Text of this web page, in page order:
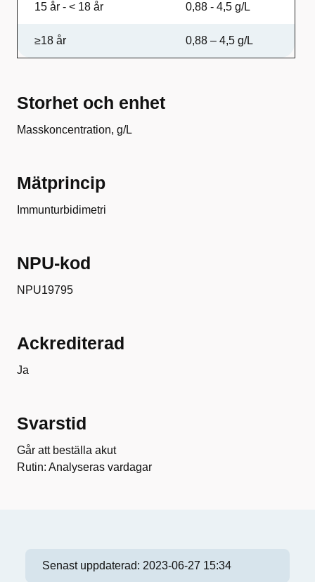
15 år - < 18 år 0,88 - 4,5 g/L
≥18 år 0,88 – 4,5 g/L
Storhet och enhet
Masskoncentration, g/L
Mätprincip
Immunturbidimetri
NPU-kod
NPU19795
Ackrediterad
Ja
Svarstid
Går att beställa akut
Rutin: Analyseras vardagar
Senast uppdaterad: 2023-06-27 15:34